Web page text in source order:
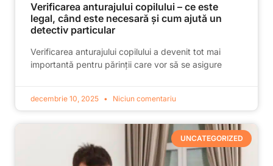
Verificarea anturajului copilului – ce este
legal, când este necesară și cum ajută un
detectiv particular
Verificarea anturajului copilului a devenit tot mai
importantă pentru părinții care vor să se asigure
decembrie 10, 2025 Niciun comentariu
UNCATEGORIZED